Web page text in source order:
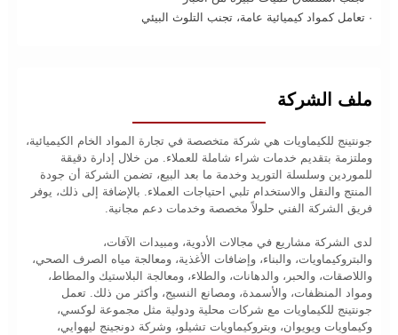
· تعامل كمواد كيميائية عامة، تجنب التلوث البيئي
ملف الشركة
جونتينج للكيماويات هي شركة متخصصة في تجارة المواد الخام الكيميائية،
وملتزمة بتقديم خدمات شراء شاملة للعملاء. من خلال إدارة دقيقة
للموردين وسلسلة التوريد وخدمة ما بعد البيع، تضمن الشركة أن جودة
المنتج والنقل والاستخدام تلبي احتياجات العملاء. بالإضافة إلى ذلك، يوفر
فريق الشركة الفني حلولاً مخصصة وخدمات دعم مجانية.
لدى الشركة مشاريع في مجالات الأدوية، ومبيدات الآفات،
والبتروكيماويات، والبناء، وإضافات الأغذية، ومعالجة مياه الصرف الصحي،
واللاصقات، والحبر، والدهانات، والطلاء، ومعالجة البلاستيك والمطاط،
ومواد المنظفات، والأسمدة، ومصانع النسيج، وأكثر من ذلك. تعمل
جونتينج للكيماويات مع شركات محلية ودولية مثل مجموعة لوكسي،
وكيماويات ويويوان، وبتروكيماويات تشيلو، وشركة دونجينج ليهوايي،